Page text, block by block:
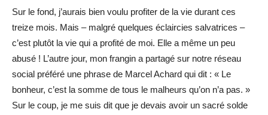
Sur le fond, j’aurais bien voulu profiter de la vie durant ces
treize mois. Mais – malgré quelques éclaircies salvatrices –
c’est plutôt la vie qui a profité de moi. Elle a même un peu
abusé ! L’autre jour, mon frangin a partagé sur notre réseau
social préféré une phrase de Marcel Achard qui dit : « Le
bonheur, c’est la somme de tous le malheurs qu’on n’a pas. »
Sur le coup, je me suis dit que je devais avoir un sacré solde